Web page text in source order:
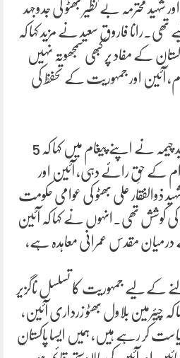
شہید محترمہ بے نظیر بھٹو کی جدوجہد
فاروق سعید نے مزید کہا کہ
کے مفاد پر کبھی سمجھوتہ نہیں
آئین اور جمہوریت کے تحفظ کی
سیکرٹری اطلاعات شہزاد سعید چیمہ نے اپنے پیغام میں کہا کہ 5
کے حقِ رائے دہی، آئین اور
ذوالفقار علی بھٹو کی عوامی حکومت
کی کوشش تھی۔انہوں نے کہا کہ آئین
درمیان مقدس عمرانی معاہدہ ہے،
کے لیے جمہوریت کا تسلسل ناگزیر
چیئرمین بلاول بھٹو زرداری آئین،
کر رہے ہیں، ہمیں ایسا پاکستان